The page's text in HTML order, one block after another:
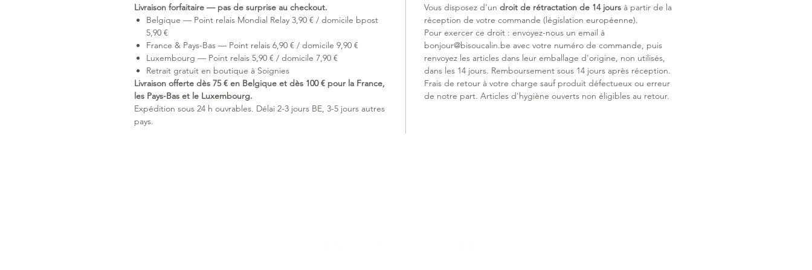
Livraison forfaitaire — pas de surprise au checkout.
Belgique — Point relais Mondial Relay 3,90 € / domicile bpost
5,90 €
France & Pays-Bas — Point relais 6,90 € / domicile 9,90 €
Luxembourg — Point relais 5,90 € / domicile 7,90 €
Retrait gratuit en boutique à Soignies
Livraison offerte dès 75 € en Belgique et dès 100 € pour la France,
les Pays-Bas et le Luxembourg.
Expédition sous 24 h ouvrables. Délai 2-3 jours BE, 3-5 jours autres
pays.
Vous disposez d'un droit de rétractation de 14 jours à partir de la
réception de votre commande (législation européenne).
Pour exercer ce droit : envoyez-nous un email à
bonjour@bisoucalin.be avec votre numéro de commande, puis
renvoyez les articles dans leur emballage d'origine, non utilisés,
dans les 14 jours. Remboursement sous 14 jours après réception.
Frais de retour à votre charge sauf produit défectueux ou erreur
de notre part. Articles d'hygiène ouverts non éligibles au retour.